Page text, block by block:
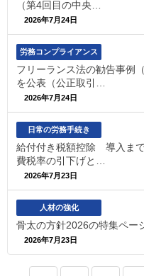
（第4回目の中央…
2026年7月24日
労務コンプライアンス
フリーランス法の勧告事例
を公表（公正取引…
2026年7月24日
日常の労務手続き
給付付き税額控除 導入ま
費税率の引下げと…
2026年7月23日
人材の強化
骨太の方針2026の特集ペー
2026年7月23日